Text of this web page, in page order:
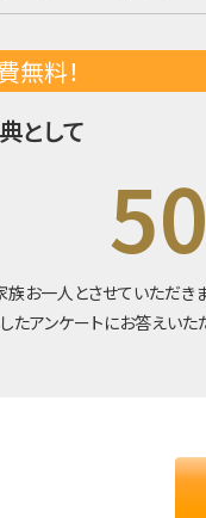
無料！
として
お一人とさせていただきま
たアンケートにお答えいた